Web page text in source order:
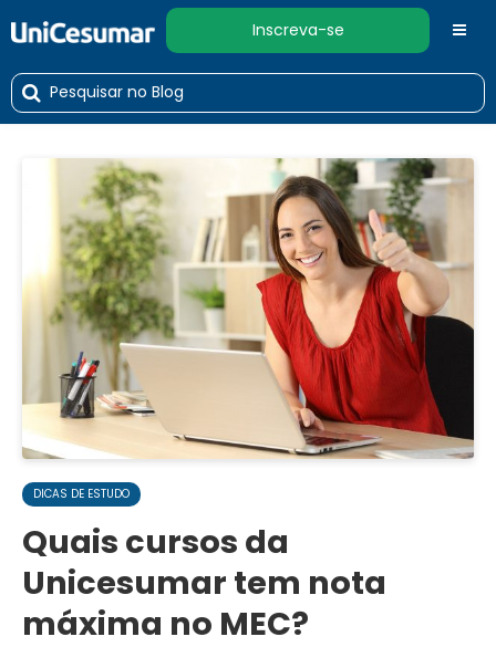
Inscreva-se
DICAS DE ESTUDO
Quais cursos da
Unicesumar tem nota
máxima no MEC?